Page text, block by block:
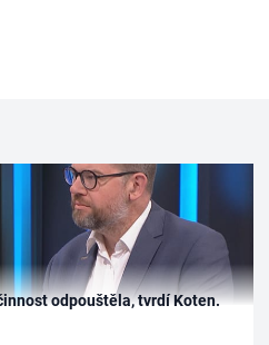
odpouštěla, tvrdí Koten.